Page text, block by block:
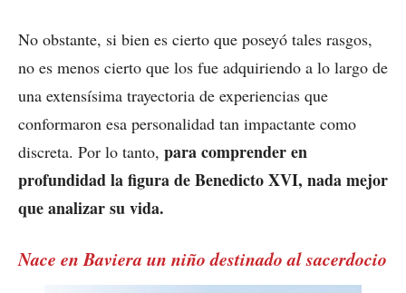
No obstante, si bien es cierto que poseyó tales rasgos,
no es menos cierto que los fue adquiriendo a lo largo de
una extensísima trayectoria de experiencias que
conformaron esa personalidad tan impactante como
discreta. Por lo tanto, para comprender en
profundidad la figura de Benedicto XVI, nada mejor
que analizar su vida.
Nace en Baviera un niño destinado al sacerdocio